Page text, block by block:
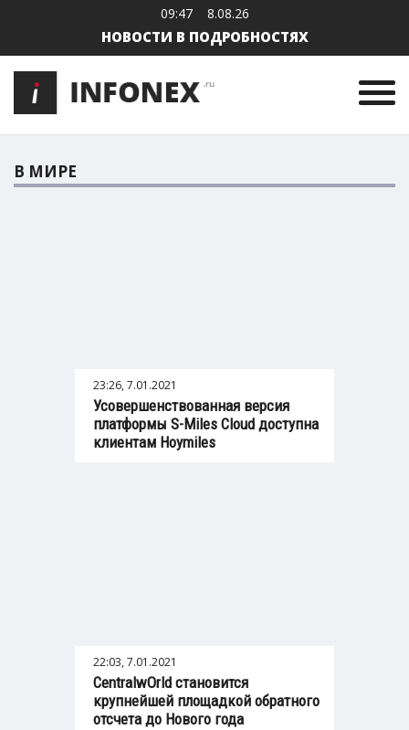
09:47 8.08.26
НОВОСТИ В ПОДРОБНОСТЯХ
В МИРЕ
23:26, 7.01.2021
Усовершенствованная версия
платформы S-Miles Cloud доступна
клиентам Hoymiles
22:03, 7.01.2021
СentralwOrld становится
крупнейшей площадкой обратного
отсчета до Нового года